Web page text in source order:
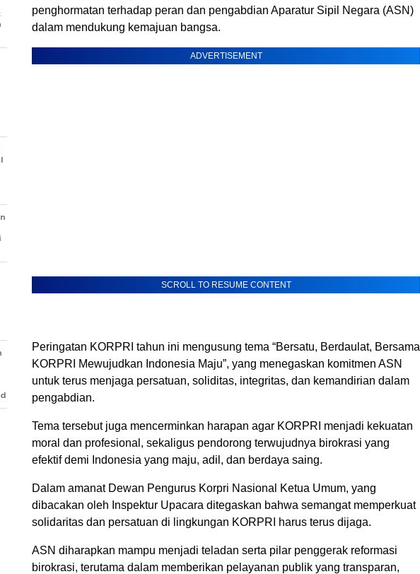
penghormatan terhadap peran dan pengabdian Aparatur Sipil Negara (ASN)
dalam mendukung kemajuan bangsa.
ADVERTISEMENT
SCROLL TO RESUME CONTENT
Peringatan KORPRI tahun ini mengusung tema “Bersatu, Berdaulat, Bersama
KORPRI Mewujudkan Indonesia Maju”, yang menegaskan komitmen ASN
untuk terus menjaga persatuan, soliditas, integritas, dan kemandirian dalam
pengabdian.
Tema tersebut juga mencerminkan harapan agar KORPRI menjadi kekuatan
moral dan profesional, sekaligus pendorong terwujudnya birokrasi yang
efektif demi Indonesia yang maju, adil, dan berdaya saing.
Dalam amanat Dewan Pengurus Korpri Nasional Ketua Umum, yang
dibacakan oleh Inspektur Upacara ditegaskan bahwa semangat memperkuat
solidaritas dan persatuan di lingkungan KORPRI harus terus dijaga.
ASN diharapkan mampu menjadi teladan serta pilar penggerak reformasi
birokrasi, terutama dalam memberikan pelayanan publik yang transparan,